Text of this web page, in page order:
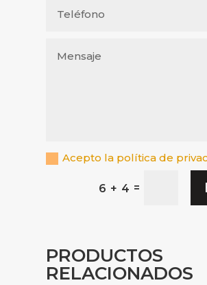
Acepto la política de
6 + 4 =
PRODUCTOS
RELACIONADOS